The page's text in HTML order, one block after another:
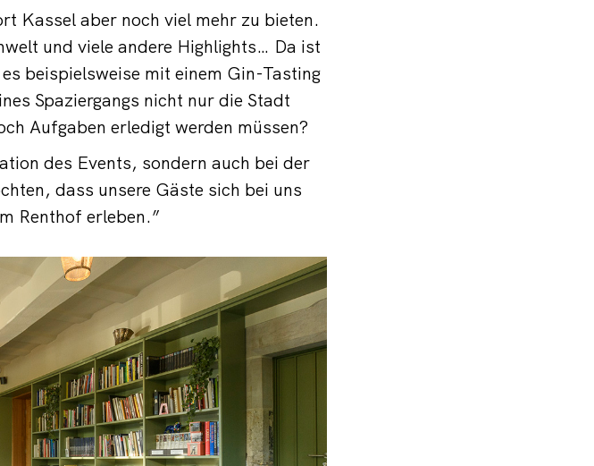
Kassel aber noch viel mehr zu bieten.
und viele andere Highlights… Da ist
beispielsweise mit einem Gin-Tasting
Spaziergangs nicht nur die Stadt
Aufgaben erledigt werden müssen?
des Events, sondern auch bei der
dass unsere Gäste sich bei uns
Renthof erleben.”